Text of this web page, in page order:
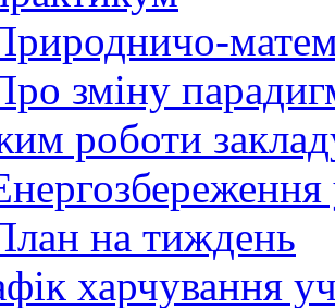
зміну
роботи
на тиждень
харчування